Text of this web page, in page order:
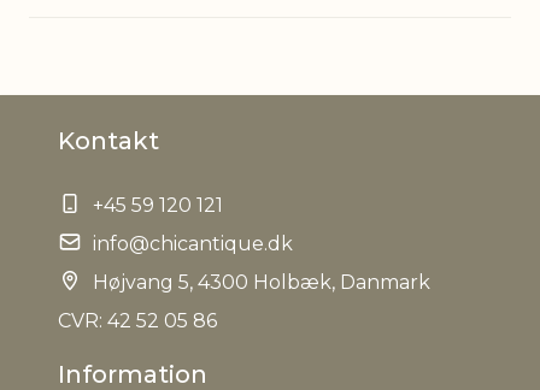
Mål
EAN
Tariffnumber 8306290000
Kontakt
+45 59 120 121
info@chicantique.dk
Højvang 5, 4300 Holbæk, Danmark
CVR: 42 52 05 86
Information